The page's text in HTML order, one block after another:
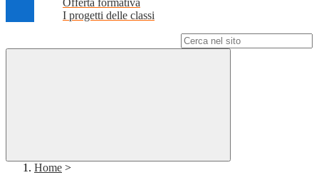
Offerta formativa
I progetti delle classi
Home >